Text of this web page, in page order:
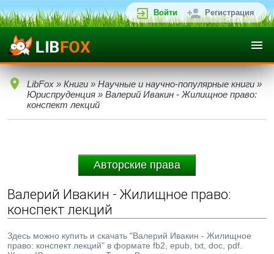
Войти Регистрация
LibFox » Книги » Научные и научно-популярные книги »
Юриспруденция » Валерий Ивакин - Жилищное право:
конспект лекций
Авторские права
Валерий Ивакин - Жилищное право:
конспект лекций
Здесь можно купить и скачать "Валерий Ивакин - Жилищное
право: конспект лекций" в формате fb2, epub, txt, doc, pdf.